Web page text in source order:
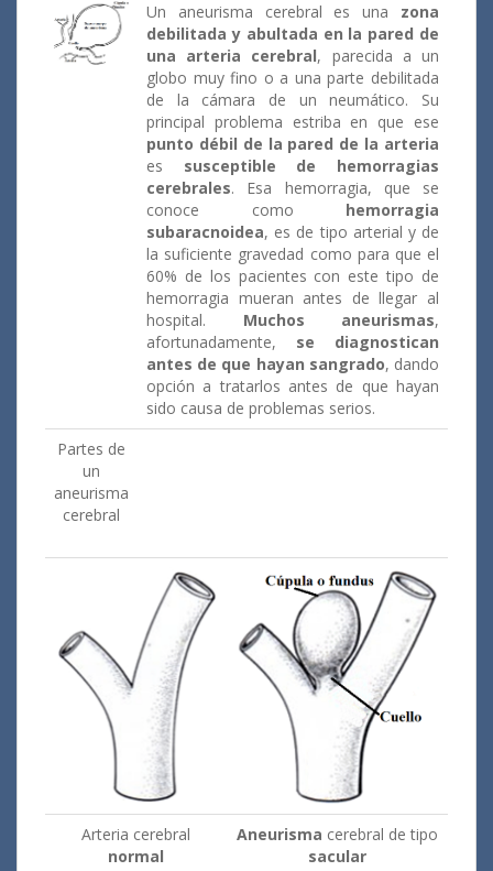
Un aneurisma cerebral es una zona
debilitada y abultada en la pared de
una arteria cerebral, parecida a un
globo muy fino o a una parte debilitada
de la cámara de un neumático. Su
principal problema estriba en que ese
punto débil de la pared de la arteria
es susceptible de hemorragias
cerebrales. Esa hemorragia, que se
conoce como hemorragia
subaracnoidea, es de tipo arterial y de
la suficiente gravedad como para que el
60% de los pacientes con este tipo de
hemorragia mueran antes de llegar al
hospital. Muchos aneurismas,
afortunadamente, se diagnostican
antes de que hayan sangrado, dando
opción a tratarlos antes de que hayan
sido causa de problemas serios.
Partes de
un
aneurisma
cerebral
Arteria cerebral
normal
Aneurisma cerebral de tipo
sacular